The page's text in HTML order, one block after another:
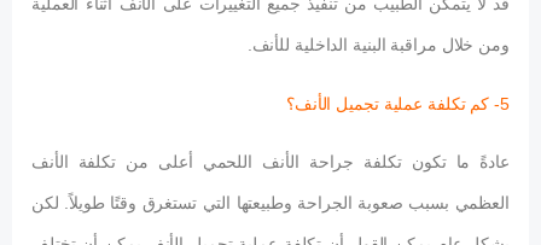
قد لا يتمكن الطبيب من تنفيذ جميع التغييرات على الأنف أثناء العملية
ومن خلال مراقبة البنية الداخلية للأنف.
عادةً ما تكون تكلفة جراحة الأنف اللحمي أعلى من تكلفة الأنف
العظمي بسبب صعوبة الجراحة وطبيعتها التي تستغرق وقتًا طويلاً. لكن